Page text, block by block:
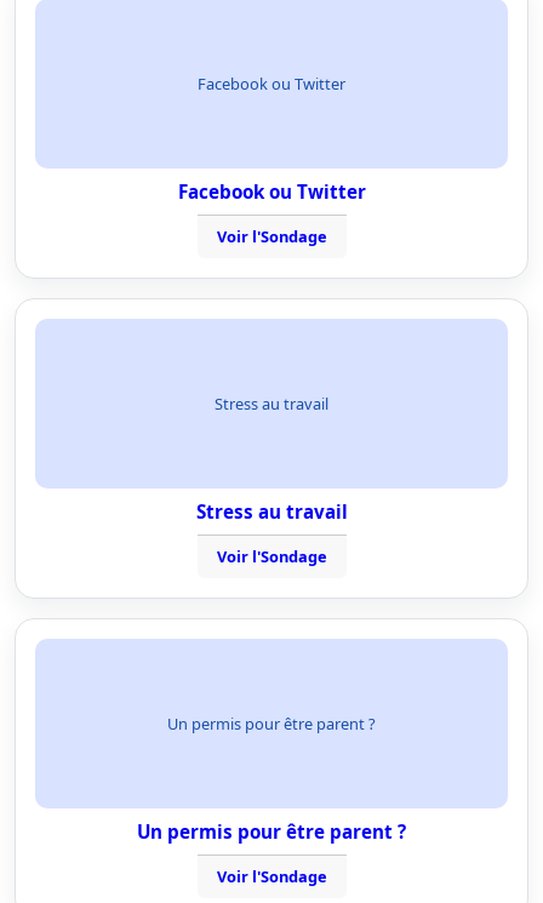
Facebook ou Twitter
Facebook ou Twitter
Voir l'Sondage
Stress au travail
Stress au travail
Voir l'Sondage
Un permis pour être parent ?
Un permis pour être parent ?
Voir l'Sondage